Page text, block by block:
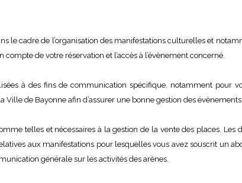
le cadre de l’organisation des manifestations culturelles et
compte de votre réservation et l’accès à l’évènement concerné.
à des fins de communication spécifique, notamment pour
Ville de Bayonne afin d’assurer une bonne gestion des
telles et nécessaires à la gestion de la vente des places.
aux manifestations pour lesquelles vous avez souscrit un
générale sur les activités des arènes.